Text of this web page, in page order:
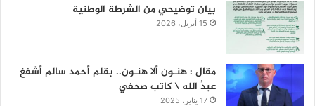
بيان توضيحي من الشرطة الوطنية
15 أبريل، 2026
مقال : هنـون ألا هنـون.. بقلم أحمد سالم أشفغ
عبدُ الله \ كاتب صحفي
17 يناير، 2025